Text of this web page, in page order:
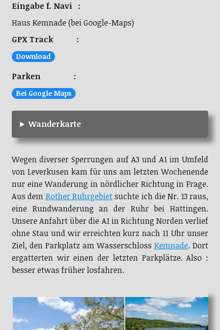
Eingabe f. Navi :
Haus Kemnade (bei Google-Maps)
GPX Track :
Download
Parken :
Bei Google Maps
Wanderkarte
Wegen diverser Sperrungen auf A3 und A1 im Umfeld
von Leverkusen kam für uns am letzten Wochenende
nur eine Wanderung in nördlicher Richtung in Frage.
Aus dem Rother Ruhrgebietsuchte ich die Nr. 13 raus,
eine Rundwanderung an der Ruhr bei Hattingen.
Unsere Anfahrt über die A1 in Richtung Norden verlief
ohne Stau und wir erreichten kurz nach 11 Uhr unser
Ziel, den Parkplatz am WasserschlossKemnade. Dort
ergatterten wir einen der letzten Parkplätze. Also :
besser etwas früher losfahren.